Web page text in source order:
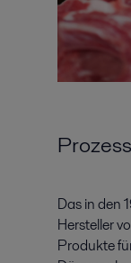
Das in den
Hersteller
Produkte